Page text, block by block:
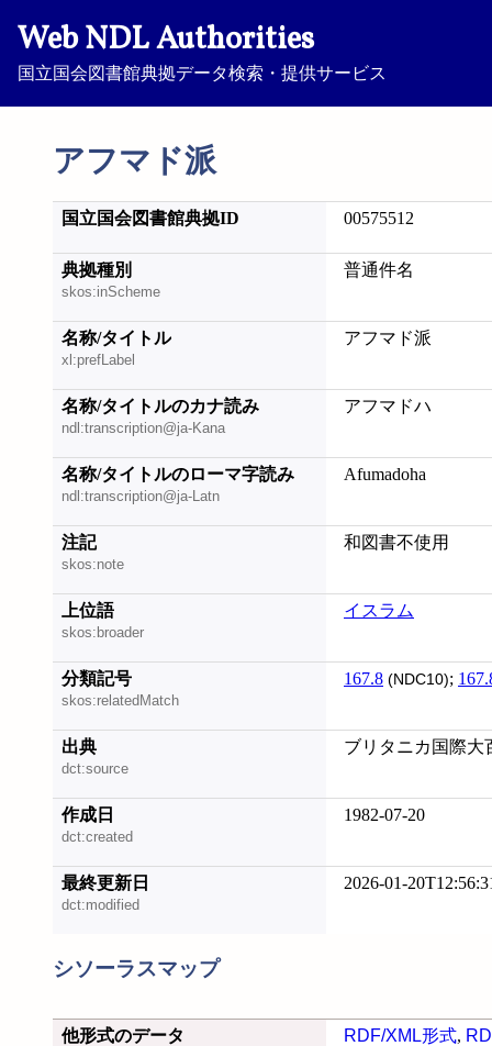
Web NDL Authorities
国立国会図書館典拠データ検索・提供サービス
アフマド派
国立国会図書館典拠ID 00575512
典拠種別
skos:inScheme
普通件名
名称/タイトル
xl:prefLabel
アフマド派
名称/タイトルのカナ読み
ndl:transcription@ja-Kana
アフマドハ
名称/タイトルのローマ字読み
ndl:transcription@ja-Latn
Afumadoha
注記
skos:note
和図書不使用
上位語
skos:broader
イスラム
分類記号
skos:relatedMatch
167.8 (NDC10);
出典
dct:source
ブリタニカ国際大
作成日
dct:created
1982-07-20
最終更新日
dct:modified
2026-01-
シソーラスマップ
他形式のデータ RDF/XML形式,